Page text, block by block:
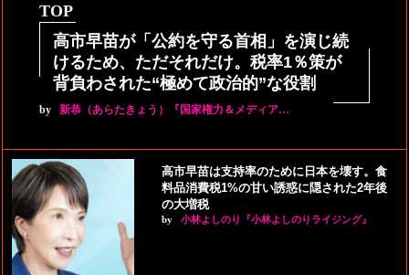
TOP
高市早苗が「公約を守る首相」を演じ続
けるため、ただそれだけ。税率1％策が
背負わされた“極めて政治的”な役割
by 新恭（あらたきょう）『国家権力＆メディア…
高市早苗は支持率のために日本を壊す。食
料品消費税1%の甘い誘惑に隠された2年後
の大増税
by 小林よしのり『小林よしのりライジング』